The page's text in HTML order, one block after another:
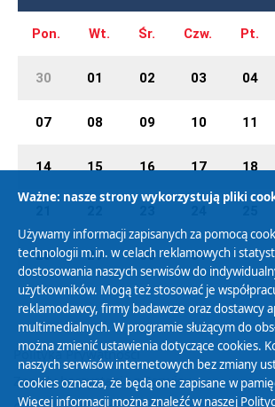
Pon. Wt. Śr. Czw. Pt.
30 01 02 03 04
07 08 09 10 11
14 15 16 17 18
28 29 30 31 01
Polityka Prywatności
Zasady korzystania z Serwisu
Ważne: nasze strony wykorzystują pliki
Używamy informacji zapisanych za pomocą
technologii m.in. w celach reklamowych i
dostosowania naszych serwisów do
użytkowników. Mogą też stosować je
reklamodawcy, firmy badawcze oraz dostawcy
multimedialnych. W programie służącym do
można zmienić ustawienia dotyczące cookies.
naszych serwisów internetowych bez zmiany
cookies oznacza, że będą one zapisane w
Więcej informacji można znaleźć w naszej